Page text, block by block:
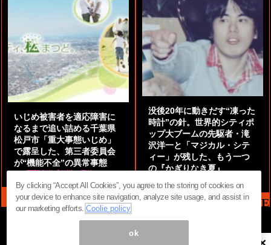
いじめ被害者を適応障害に
なるまで追い詰める千葉県
松戸市「重大事態いじめ」
で露呈した、第三者委員会
が“機能不全”の異常事態
by 阿部泰尚『伝説の探偵』
没後20年に動きだす“凍った
時計”の針。世界的シティポ
ップ大ブームの先駆者・滝
沢洋一と「マジカル・シテ
ィー」が残した、もう一つ
の『かぎりなき夏』
MAG2 NEWS HEADLINE
By clicking “Accept All Cookies”, you agree to the storing of cookies on
your device to enhance site navigation, analyze site usage, and assist in
our marketing efforts.Coolie policy
ok